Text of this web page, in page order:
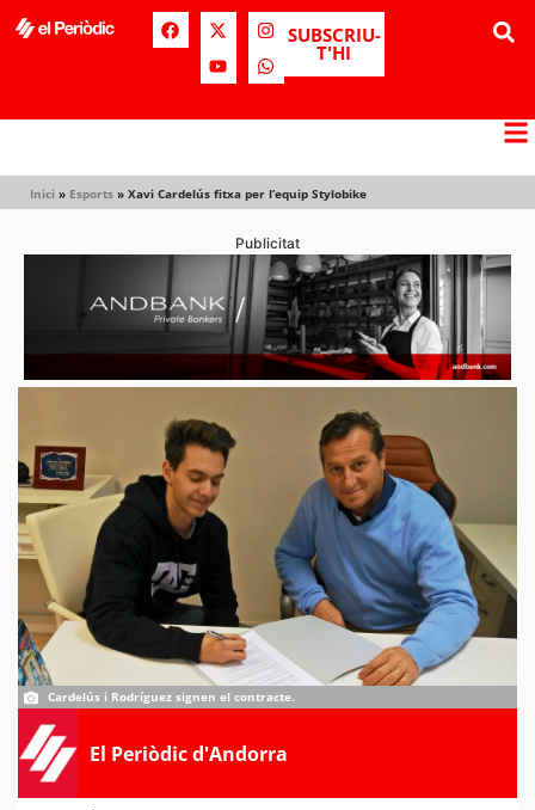
SUBSCRIU-
T'HI
Inici » Esports » Xavi Cardelús fitxa per l’equip Stylobike
Publicitat
Cardelús i Rodríguez signen el contracte.
El Periòdic d'Andorra